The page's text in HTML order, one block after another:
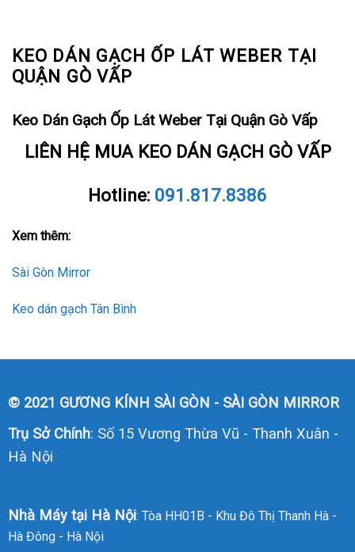
KEO DÁN GẠCH ỐP LÁT WEBER TẠI
QUẬN GÒ VẤP
Keo Dán Gạch Ốp Lát Weber Tại Quận Gò Vấp
LIÊN HỆ MUA KEO DÁN GẠCH GÒ VẤP
Hotline: 091.817.8386
Xem thêm:
Sài Gòn Mirror
Keo dán gạch Tân Bình
© 2021 GƯƠNG KÍNH SÀI GÒN - SÀI GÒN MIRROR
Trụ Sở Chính: Số 15 Vương Thừa Vũ - Thanh Xuân -
Hà Nội
Nhà Máy tại Hà Nội: Tòa HH01B - Khu Đô Thị Thanh Hà -
Hà Đông - Hà Nội